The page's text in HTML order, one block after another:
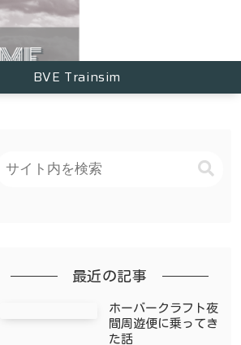
BVE Trainsim
最近の記事
ホーバークラフト夜
間周遊便に乗ってき
た話